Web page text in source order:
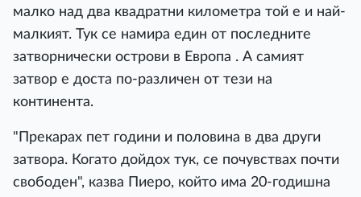
малко над два квадратни километра той е и най-
малкият. Тук се намира един от последните
затворнически острови в Европа . А самият
затвор е доста по-различен от тези на
континента.
"Прекарах пет години и половина в два други
затвора. Когато дойдох тук, се почувствах почти
свободен", казва Пиеро, който има 20-годишна